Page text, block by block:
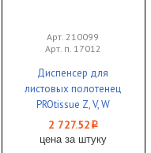
Арт. 210099
Арт. п. 17012
Диспенсер для
листовых полотенец
PROtissue Z, V, W
пластик белый размер
М 1/1
2 727.52 i
цена за штуку